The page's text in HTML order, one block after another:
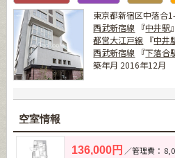
東京都新宿区中落合
西武新宿線 『中井駅
都営大江戸線 『中井
西武新宿線 『下落合
築年月 2016年12月
空室情報
136,000円 ／管理費：